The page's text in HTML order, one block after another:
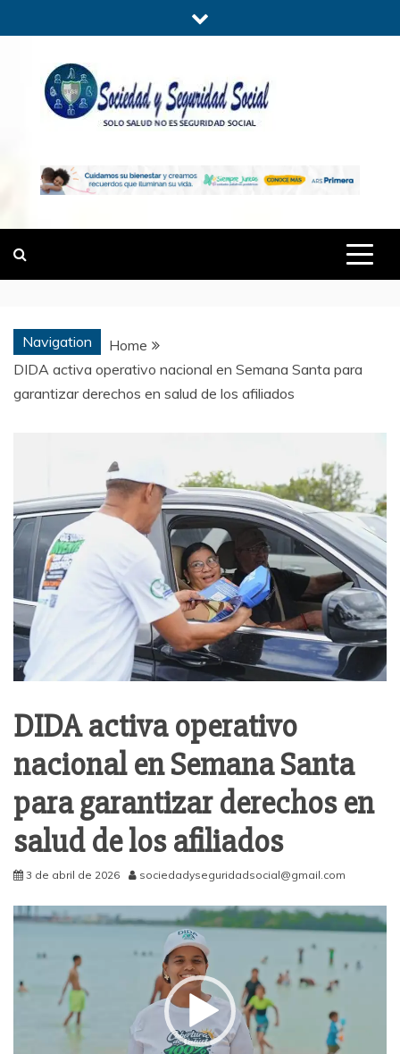
to
SOCIAL.
Navigation
Home
DIDA activa operativo nacional en Semana Santa para
garantizar derechos en salud de los afiliados
DIDA activa operativo
nacional en Semana Santa
para garantizar derechos en
salud de los afiliados
3 de abril de 2026 sociedadyseguridadsocial@gmail.com
Reproductor
vídeo